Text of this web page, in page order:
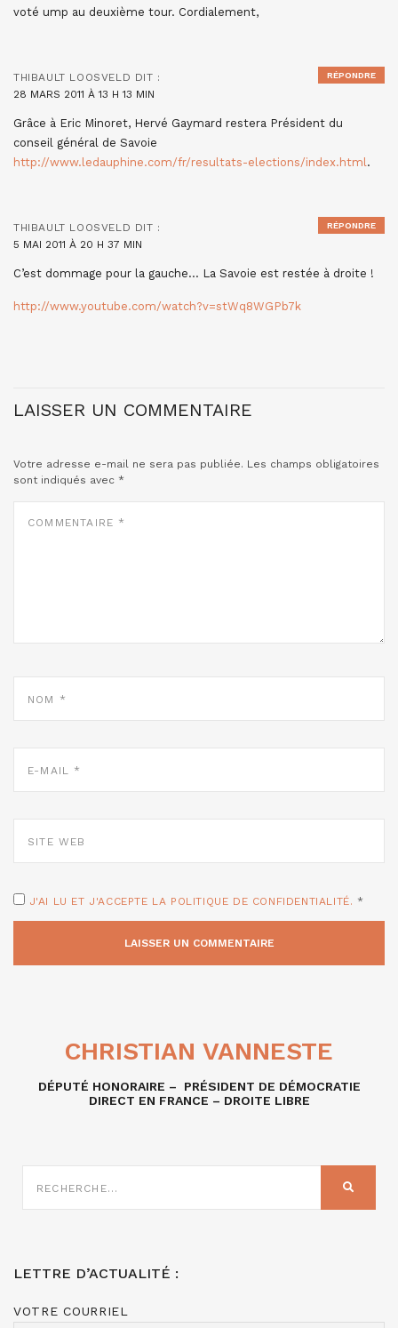
voté ump au deuxième tour. Cordialement,
THIBAULT LOOSVELD DIT :
28 MARS 2011 À 13 H 13 MIN
Grâce à Eric Minoret, Hervé Gaymard restera Président du
conseil général de Savoie
http://www.ledauphine.com/fr/resultats-elections/index.html.
RÉPONDRE
THIBAULT LOOSVELD DIT :
5 MAI 2011 À 20 H 37 MIN
C’est dommage pour la gauche… La Savoie est restée à droite !
http://www.youtube.com/watch?v=stWq8WGPb7k
RÉPONDRE
LAISSER UN COMMENTAIRE
Votre adresse e-mail ne sera pas publiée. Les champs obligatoires
sont indiqués avec *
MAIL
WEB
J'AI LU ET J'ACCEPTE LA POLITIQUE DE CONFIDENTIALITÉ. *
CHRISTIAN VANNESTE
DÉPUTÉ HONORAIRE – PRÉSIDENT DE DÉMOCRATIE
DIRECT EN FRANCE – DROITE LIBRE
SUR
LETTRE D’ACTUALITÉ :
VOTRE COURRIEL